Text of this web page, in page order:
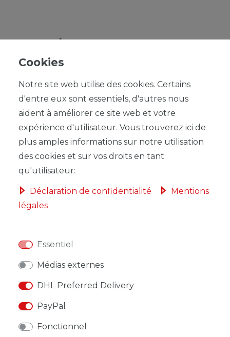
1,00 EUR*
Contenu1
DANS LE PANIER
* avec TVA horsFrais de livraison
Cookies
Notre site web utilise des cookies. Certains
d'entre eux sont essentiels, d'autres nous
aident à améliorer ce site web et votre
expérience d'utilisateur. Vous trouverez ici de
plus amples informations sur notre utilisation
des cookies et sur vos droits en tant
qu'utilisateur:
Déclaration de confidentialité
Mentions
légales
Essentiel
Médias externes
DHL Preferred Delivery
PayPal
Fonctionnel